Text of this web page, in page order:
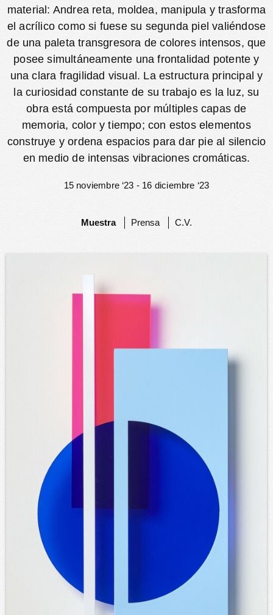
material: Andrea reta, moldea, manipula y trasforma
el acrílico como si fuese su segunda piel valiéndose
de una paleta transgresora de colores intensos, que
posee simultáneamente una frontalidad potente y
una clara fragilidad visual. La estructura principal y
la curiosidad constante de su trabajo es la luz, su
obra está compuesta por múltiples capas de
memoria, color y tiempo; con estos elementos
construye y ordena espacios para dar pie al silencio
en medio de intensas vibraciones cromáticas.
15 noviembre ‘23 - 16 diciembre ‘23
Muestra Prensa C.V.